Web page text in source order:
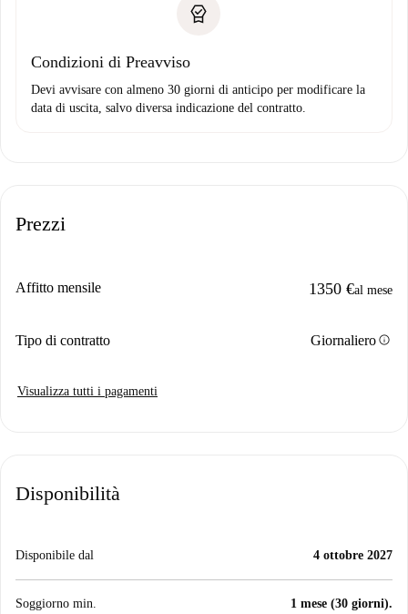
Condizioni di Preavviso
Devi avvisare con almeno 30 giorni di anticipo per modificare la
data di uscita, salvo diversa indicazione del contratto.
Prezzi
Affitto mensile 1350 €al mese
Tipo di contratto Giornalieroinfo
Visualizza tutti i pagamenti
Disponibilità
Disponibile dal 4 ottobre 2027
Soggiorno min. 1 mese (30 giorni).